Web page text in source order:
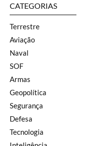
CATEGORIAS
Terrestre
Aviação
Naval
SOF
Armas
Geopolítica
Segurança
Defesa
Tecnologia